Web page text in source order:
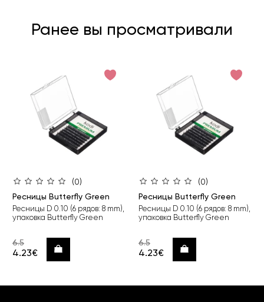
Ранее вы просматривали
(0)
Ресницы Butterfly Green
Ресницы D 0.10 (6 рядов: 8 mm),
упаковка Butterfly Green
6.5
4.23€ Купить
(0)
Ресницы Butterfly Green
Ресницы D 0.10 (6 рядов: 8 mm),
упаковка Butterfly Green
6.5
4.23€ Купить